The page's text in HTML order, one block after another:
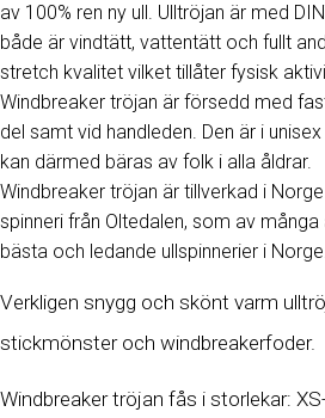
av 100% ren ny ull. Ulltröjan är med
både är vindtätt, vattentätt och fullt
stretch kvalitet vilket tillåter fysisk
Windbreaker tröjan är försedd med
del samt vid handleden. Den är i
kan därmed bäras av folk i alla åldrar.
Windbreaker tröjan är tillverkad i
spinneri från Oltedalen, som av
bästa och ledande ullspinnerier i
Verkligen snygg och skönt varm
stickmönster och windbreakerfoder.
Windbreaker tröjan fås i storlekar: XS-